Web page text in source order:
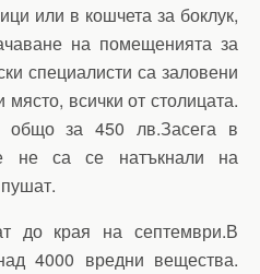
или в кошчета за боклук,
на помещенията за
специалисти са заловени
всички от столицата.
за 450 лв.Засега в
не са се натъкнали на
до края на септември.В
4000 вредни вещества.